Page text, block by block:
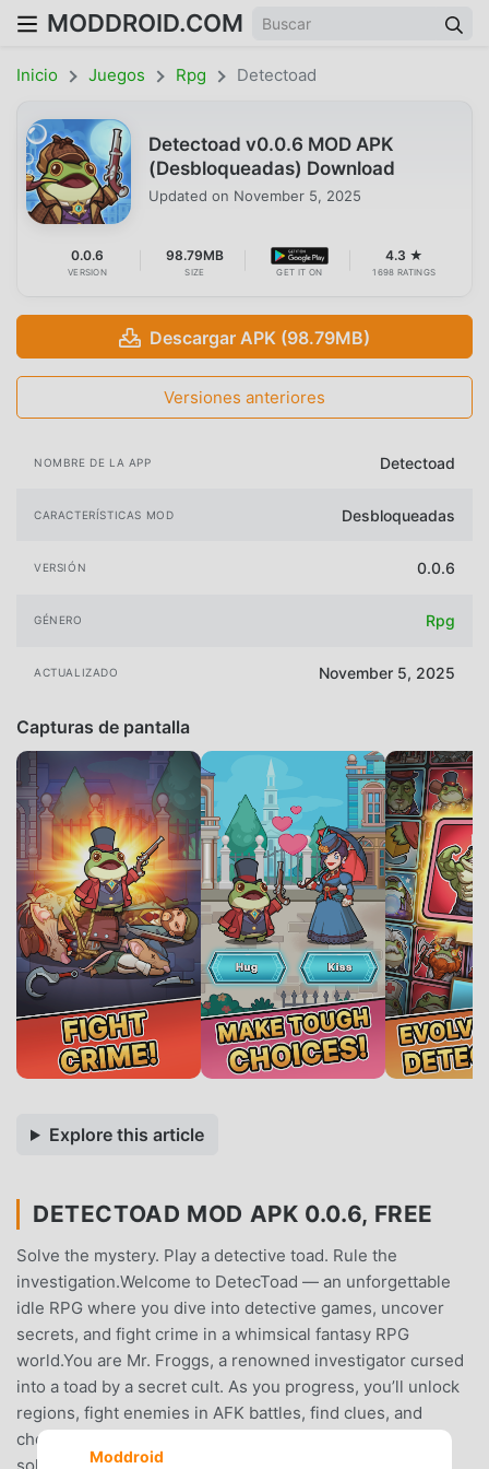
MODDROID.COM
Inicio Juegos Rpg Detectoad
Detectoad v0.0.6 MOD APK
(Desbloqueadas) Download
Updated on November 5, 2025
0.0.6
VERSION
98.79MB
SIZE GET IT ON
4.3 ★
1698 RATINGS
Descargar APK (98.79MB)
Versiones anteriores
NOMBRE DE LA APP Detectoad
CARACTERÍSTICAS MOD Desbloqueadas
VERSIÓN 0.0.6
GÉNERO Rpg
ACTUALIZADO November 5, 2025
Capturas de pantalla
Explore this article
DETECTOAD MOD APK 0.0.6, FREE
Solve the mystery. Play a detective toad. Rule the
investigation.Welcome to DetecToad — an unforgettable
idle RPG where you dive into detective games, uncover
secrets, and fight crime in a whimsical fantasy RPG
world.You are Mr. Froggs, a renowned investigator cursed
into a toad by a secret cult. As you progress, you’ll unlock
regions, fight enemies in AFK battles, find clues, and
choose from random skill sets to evolve your crime-
Moddroid